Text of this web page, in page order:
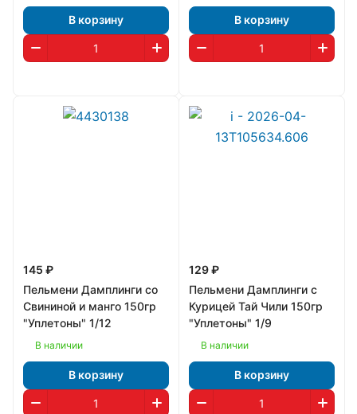
В корзину В корзину
145 ₽
Пельмени Дамплинги со
Свининой и манго 150гр
"Уплетоны" 1/12
В наличии
В корзину
129 ₽
Пельмени Дамплинги с
Курицей Тай Чили 150гр
"Уплетоны" 1/9
В наличии
В корзину